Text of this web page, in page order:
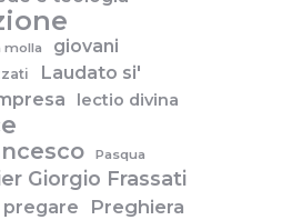
molla giovani
Laudato si'
lectio divina
Pasqua
Giorgio Frassati
pregare Preghiera